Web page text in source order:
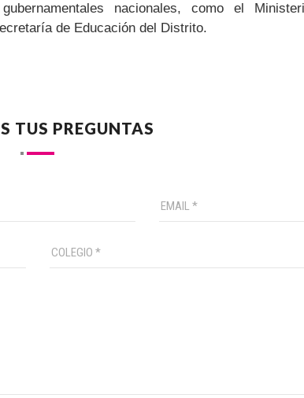
nacionales, como el
de Educación del Distrito.
TUS PREGUNTAS